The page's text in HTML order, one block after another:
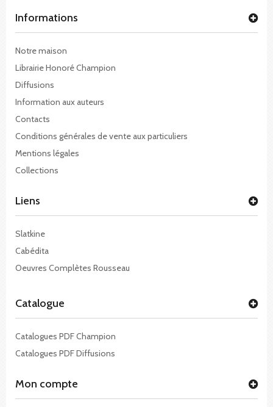
Informations
Notre maison
Librairie Honoré Champion
Diffusions
Information aux auteurs
Contacts
Conditions générales de vente aux particuliers
Mentions légales
Collections
Liens
Slatkine
Cabédita
Oeuvres Complètes Rousseau
Catalogue
Catalogues PDF Champion
Catalogues PDF Diffusions
Mon compte